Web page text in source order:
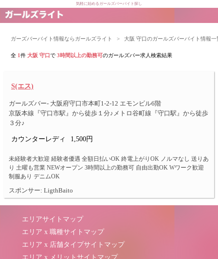
気軽に始めるガールズバーバイト探し
ガーズバーバイト情報ならガールズライト > 大阪 守口のガールズバーバイト情報一
全 1件大阪 守口で3時間以上の勤務可のガールズバー求人検索結果
S(エス)
ガールズバー- 大阪府守口市本町1-2-12 エモンビル6階
京阪本線『守口市駅』から徒歩１分♪メトロ谷町線『守口駅』から徒歩
３分♪
カウンターレディ 1,500円
未経験者大歓迎 経験者優遇 全額日払いOK 終電上がりOK ノルマなし 送りあ
り 土曜も営業 NEWオープン 3時間以上の勤務可 自由出勤OK Wワーク歓迎
制服あり デニムOK
スポンサー: LigthBaito
エリアサイトマップ
エリア x 職種サイトマップ
エリア x 店舗タイプサイトマップ
エリア x メリットサイトマップ